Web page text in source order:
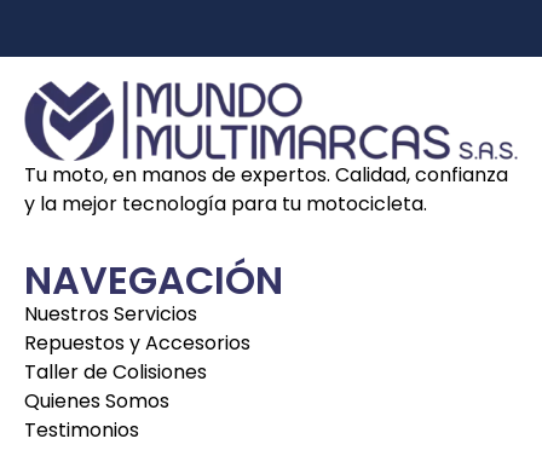
Tu moto, en manos de expertos. Calidad, confianza
y la mejor tecnología para tu motocicleta.
NAVEGACIÓN
Nuestros Servicios
Repuestos y Accesorios
Taller de Colisiones
Quienes Somos
Testimonios